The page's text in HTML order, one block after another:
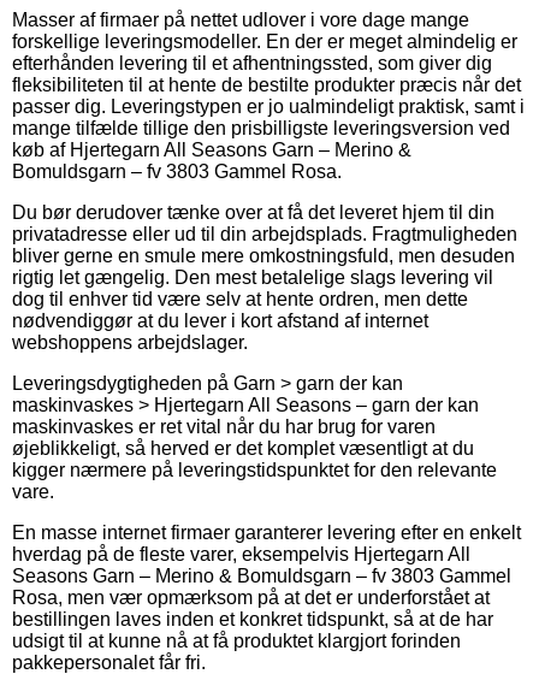
Masser af firmaer på nettet udlover i vore dage mange
forskellige leveringsmodeller. En der er meget almindelig er
efterhånden levering til et afhentningssted, som giver dig
fleksibiliteten til at hente de bestilte produkter præcis når det
passer dig. Leveringstypen er jo ualmindeligt praktisk, samt i
mange tilfælde tillige den prisbilligste leveringsversion ved
køb af Hjertegarn All Seasons Garn – Merino &
Bomuldsgarn – fv 3803 Gammel Rosa.
Du bør derudover tænke over at få det leveret hjem til din
privatadresse eller ud til din arbejdsplads. Fragtmuligheden
bliver gerne en smule mere omkostningsfuld, men desuden
rigtig let gængelig. Den mest betalelige slags levering vil
dog til enhver tid være selv at hente ordren, men dette
nødvendiggør at du lever i kort afstand af internet
webshoppens arbejdslager.
Leveringsdygtigheden på Garn > garn der kan
maskinvaskes > Hjertegarn All Seasons – garn der kan
maskinvaskes er ret vital når du har brug for varen
øjeblikkeligt, så herved er det komplet væsentligt at du
kigger nærmere på leveringstidspunktet for den relevante
vare.
En masse internet firmaer garanterer levering efter en enkelt
hverdag på de fleste varer, eksempelvis Hjertegarn All
Seasons Garn – Merino & Bomuldsgarn – fv 3803 Gammel
Rosa, men vær opmærksom på at det er underforstået at
bestillingen laves inden et konkret tidspunkt, så at de har
udsigt til at kunne nå at få produktet klargjort forinden
pakkepersonalet får fri.